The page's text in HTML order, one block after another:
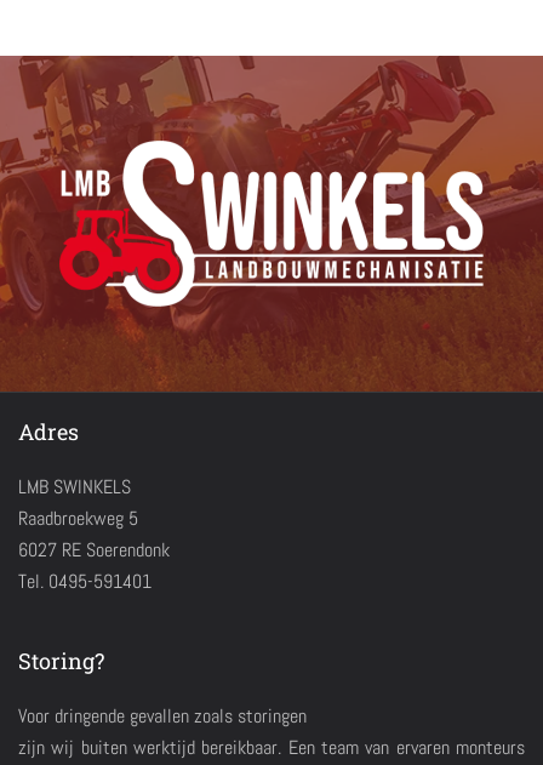
Adres
LMB SWINKELS
Raadbroekweg 5
6027 RE Soerendonk
Tel. 0495-591401
Storing?
Voor dringende gevallen zoals storingen
zijn wij buiten werktijd bereikbaar. Een team van ervaren monteurs